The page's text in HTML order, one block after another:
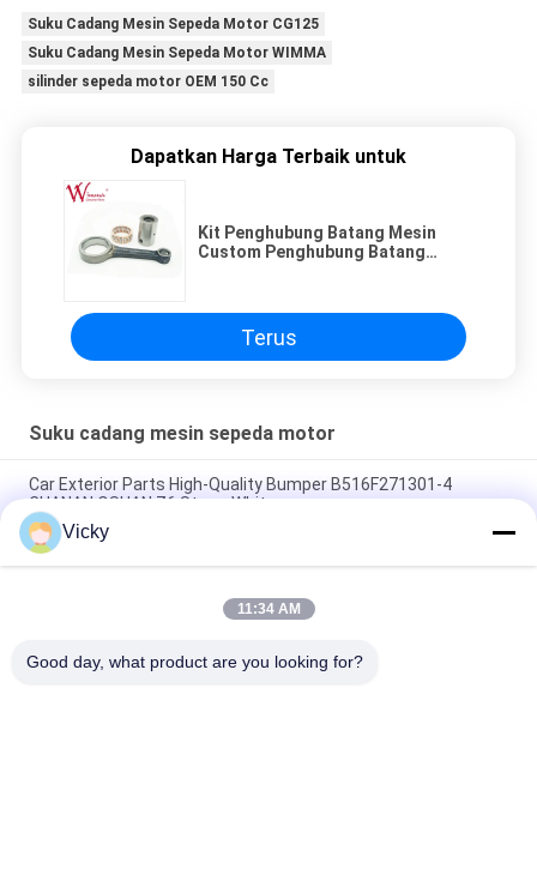
Suku Cadang Mesin Sepeda Motor CG125
Suku Cadang Mesin Sepeda Motor WIMMA
silinder sepeda motor OEM 150 Cc
Dapatkan Harga Terbaik untuk
Kit Penghubung Batang Mesin
Custom Penghubung Batang
Terus
Suku cadang mesin sepeda motor
Car Exterior Parts High-Quality Bumper B516F271301-4
CHANAN OSHAN​ Z6 Starry White
Motor starter Honda EX5 Mesin Sepeda Motor suku cadang
Grosir Murah Dengan Kinerja Tinggi
Sepeda motor busi untuk CPR8EAIX-9 China Pemasok Sistem
Vicky
11:34 AM
Good day, what product are you looking for?